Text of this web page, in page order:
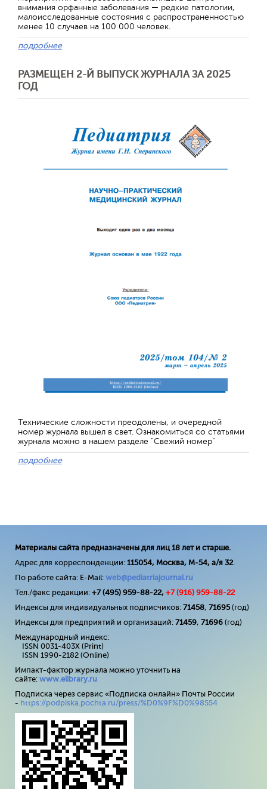
внимания орфанные заболевания — редкие патологии,
малоисследованные состояния с распространенностью
менее 10 случаев на 100 000 человек.
подробнее
РАЗМЕЩЕН 2-Й ВЫПУСК ЖУРНАЛА ЗА 2025
ГОД
Технические сложности преодолены, и очередной
номер журнала вышел в свет. Ознакомиться со статьями
журнала можно в нашем разделе "Свежий номер"
подробнее
Материалы сайта предназначены для лиц 18 лет и старше.
Адрес для корреспонденции: 115054, Москва, М-54, а/я 32.
По работе сайта: E-Mail: web@pediatriajournal.ru
Тел./факс редакции: +7 (495) 959-88-22, +7 (916) 959-88-22
Индексы для индивидуальных подписчиков: 71458, 71695(год)
Индексы для предприятий и организаций: 71459, 71696 (год)
Международный индекс:
ISSN 0031-403X (Print)
ISSN 1990-2182 (Online)
Импакт-фактор журнала можно уточнить на
сайте: www.elibrary.ru
Подписка через сервис «Подписка онлайн» Почты России
- https://podpiska.pochta.ru/press/%D0%9F%D0%98554